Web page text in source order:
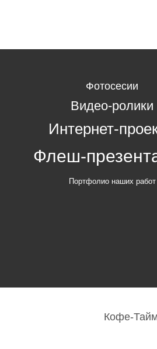
Фотосесии
Видео-ролики
Интернет-
Флеш-
Портфолио наших работ
Кофе-